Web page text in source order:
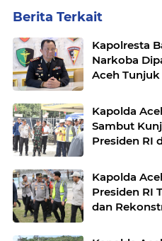
Berita Terkait
Kapolresta
Narkoba
Aceh
Kapolda
Sambut
Presiden RI
Kapolda
Presiden RI
dan